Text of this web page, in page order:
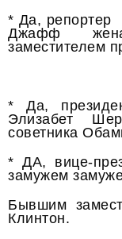
* Да, репортер
Джафф
заместителем
* Да,
Элизабет
советника
* ДА, вице-
замужем
Бывшим
Клинтон.